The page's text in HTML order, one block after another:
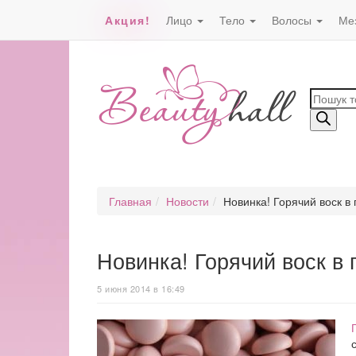
Акция! Лицо Тело Волосы
Поиск
товаров
Главная Новости Новинка! Горячий воск
Новинка! Горячий воск
5 июня 2014 в 16:49